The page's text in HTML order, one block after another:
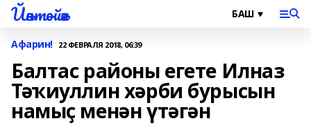
Йәнтөйәк
Афарин! 22 ФЕВРАЛЯ 2018, 06:39
Балтас районы егете Илназ
Тәҡиуллин хәрби бурысын
намыҫ менән үтәгән